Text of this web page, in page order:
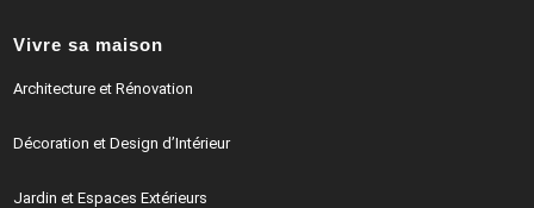
Vivre sa maison
Architecture et Rénovation
Décoration et Design d’Intérieur
Jardin et Espaces Extérieurs